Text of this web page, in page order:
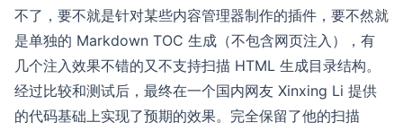
不了，要不就是针对某些内容管理器制作的插件，要不然就
是单独的 Markdown TOC 生成（不包含网页注入），有
几个注入效果不错的又不支持扫描 HTML 生成目录结构。
经过比较和测试后，最终在一个国内网友 Xinxing Li 提供
的代码基础上实现了预期的效果。完全保留了他的扫描